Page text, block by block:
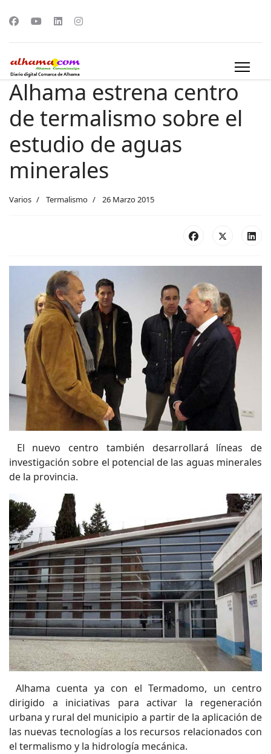
Alhama estrena centro
de termalismo sobre el
estudio de aguas
minerales
Varios Termalismo 26 Marzo 2015
El nuevo centro también desarrollará líneas de
investigación sobre el potencial de las aguas minerales
de la provincia.
Alhama cuenta ya con el Termadomo, un centro
dirigido a iniciativas para activar la regeneración
urbana y rural del municipio a partir de la aplicación de
las nuevas tecnologías a los recursos relacionados con
el termalismo y la hidrología mecánica.